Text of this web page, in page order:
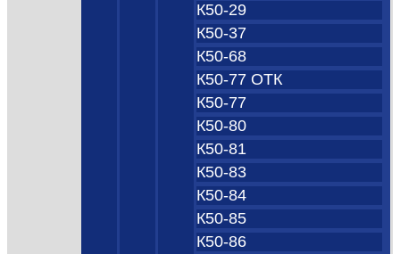
К50-29
К50-37
К50-68
К50-77 ОТК
К50-77
К50-80
К50-81
К50-83
К50-84
К50-85
К50-86